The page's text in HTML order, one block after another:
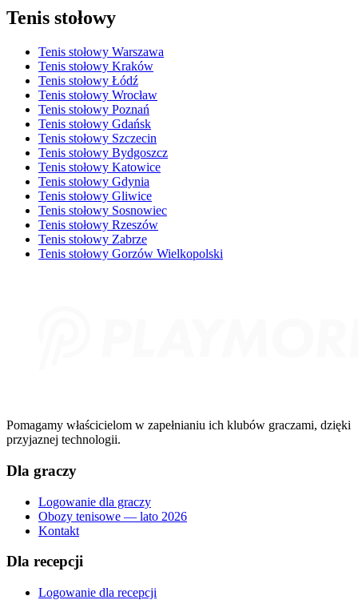
Tenis stołowy
Tenis stołowy Warszawa
Tenis stołowy Kraków
Tenis stołowy Łódź
Tenis stołowy Wrocław
Tenis stołowy Poznań
Tenis stołowy Gdańsk
Tenis stołowy Szczecin
Tenis stołowy Bydgoszcz
Tenis stołowy Katowice
Tenis stołowy Gdynia
Tenis stołowy Gliwice
Tenis stołowy Sosnowiec
Tenis stołowy Rzeszów
Tenis stołowy Zabrze
Tenis stołowy Gorzów Wielkopolski
Pomagamy właścicielom w zapełnianiu ich klubów graczami, dzięki
przyjaznej technologii.
Dla graczy
Logowanie dla graczy
Obozy tenisowe — lato 2026
Kontakt
Dla recepcji
Logowanie dla recepcji